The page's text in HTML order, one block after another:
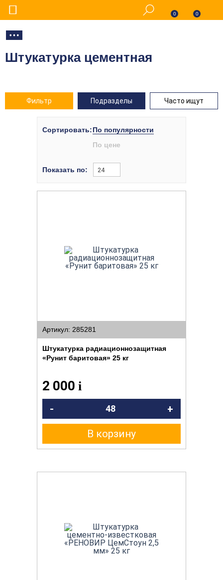
0 0
Штукатурка цементная
Фильтр Подразделы Часто ищут
Сортировать:По популярности
По цене
Показать по: 24
Артикул: 285281
Штукатурка радиационнозащитная
«Рунит баритовая» 25 кг
2 000 i
- +
В корзину